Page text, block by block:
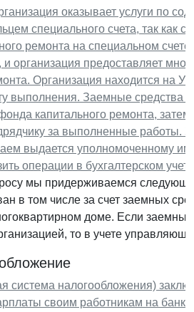
оказывает услуги по
специального счета, так как
ремонта на специальном
и организация предоставляет
Организация находится на
выполнения. Заемные средства
капитального ремонта, затем
за выполненные работы.
выдается уполномоченному
операции в бухгалтерском
мы придерживаемся
в том числе за счет заемных
доме. Если
то в учете
система налогообложения)
своим работникам на